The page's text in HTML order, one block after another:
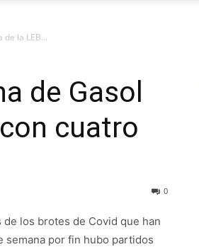
la LEB...
de Gasol
cuatro
0
de los brotes de Covid que han
semana por fin hubo partidos